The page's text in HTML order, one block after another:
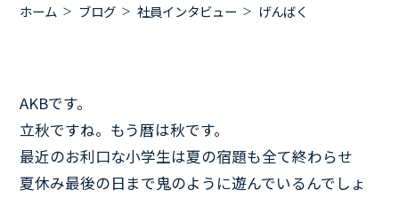
ホーム ブログ 社員インタビュー げんばく
AKBです。
立秋ですね。もう暦は秋です。
最近のお利口な小学生は夏の宿題も全て終わらせ
夏休み最後の日まで鬼のように遊んでいるんでしょ